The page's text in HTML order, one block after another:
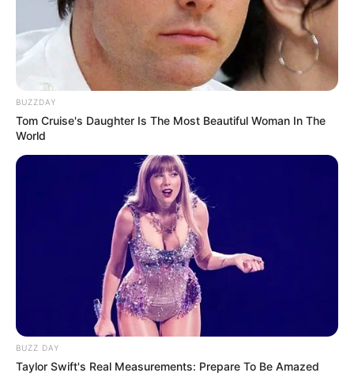
BUZZDAY
Tom Cruise's Daughter Is The Most Beautiful Woman In The
World
BUZZ DAY
Taylor Swift's Real Measurements: Prepare To Be Amazed